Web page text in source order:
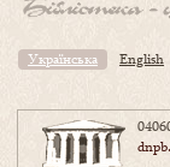
Українська English